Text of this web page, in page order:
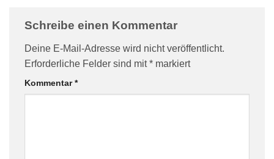
Schreibe einen Kommentar
Deine E-Mail-Adresse wird nicht veröffentlicht.
Erforderliche Felder sind mit* markiert
Kommentar*